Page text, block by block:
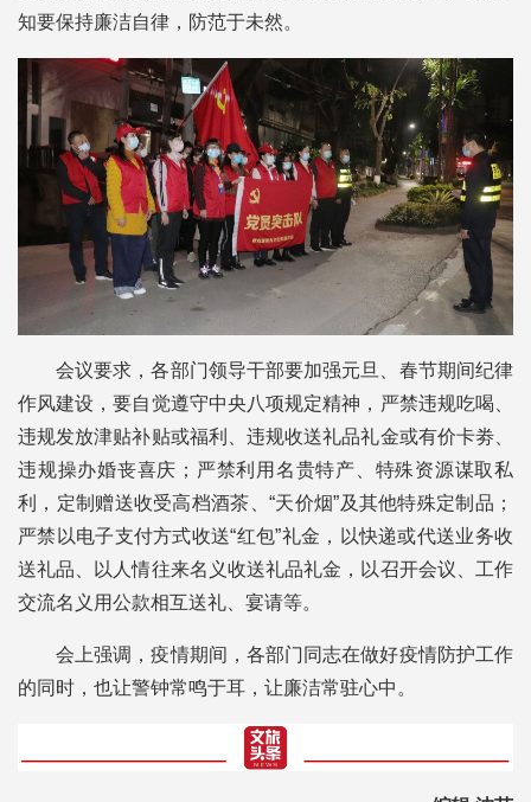
知要保持廉洁自律，防范于未然。
会议要求，各部门领导干部要加强元旦、春节期间纪律
作风建设，要自觉遵守中央八项规定精神，严禁违规吃喝、
违规发放津贴补贴或福利、违规收送礼品礼金或有价卡劵、
违规操办婚丧喜庆；严禁利用名贵特产、特殊资源谋取私
利，定制赠送收受高档酒茶、“天价烟”及其他特殊定制品；
严禁以电子支付方式收送“红包”礼金，以快递或代送业务收
送礼品、以人情往来名义收送礼品礼金，以召开会议、工作
交流名义用公款相互送礼、宴请等。
会上强调，疫情期间，各部门同志在做好疫情防护工作
的同时，也让警钟常鸣于耳，让廉洁常驻心中。